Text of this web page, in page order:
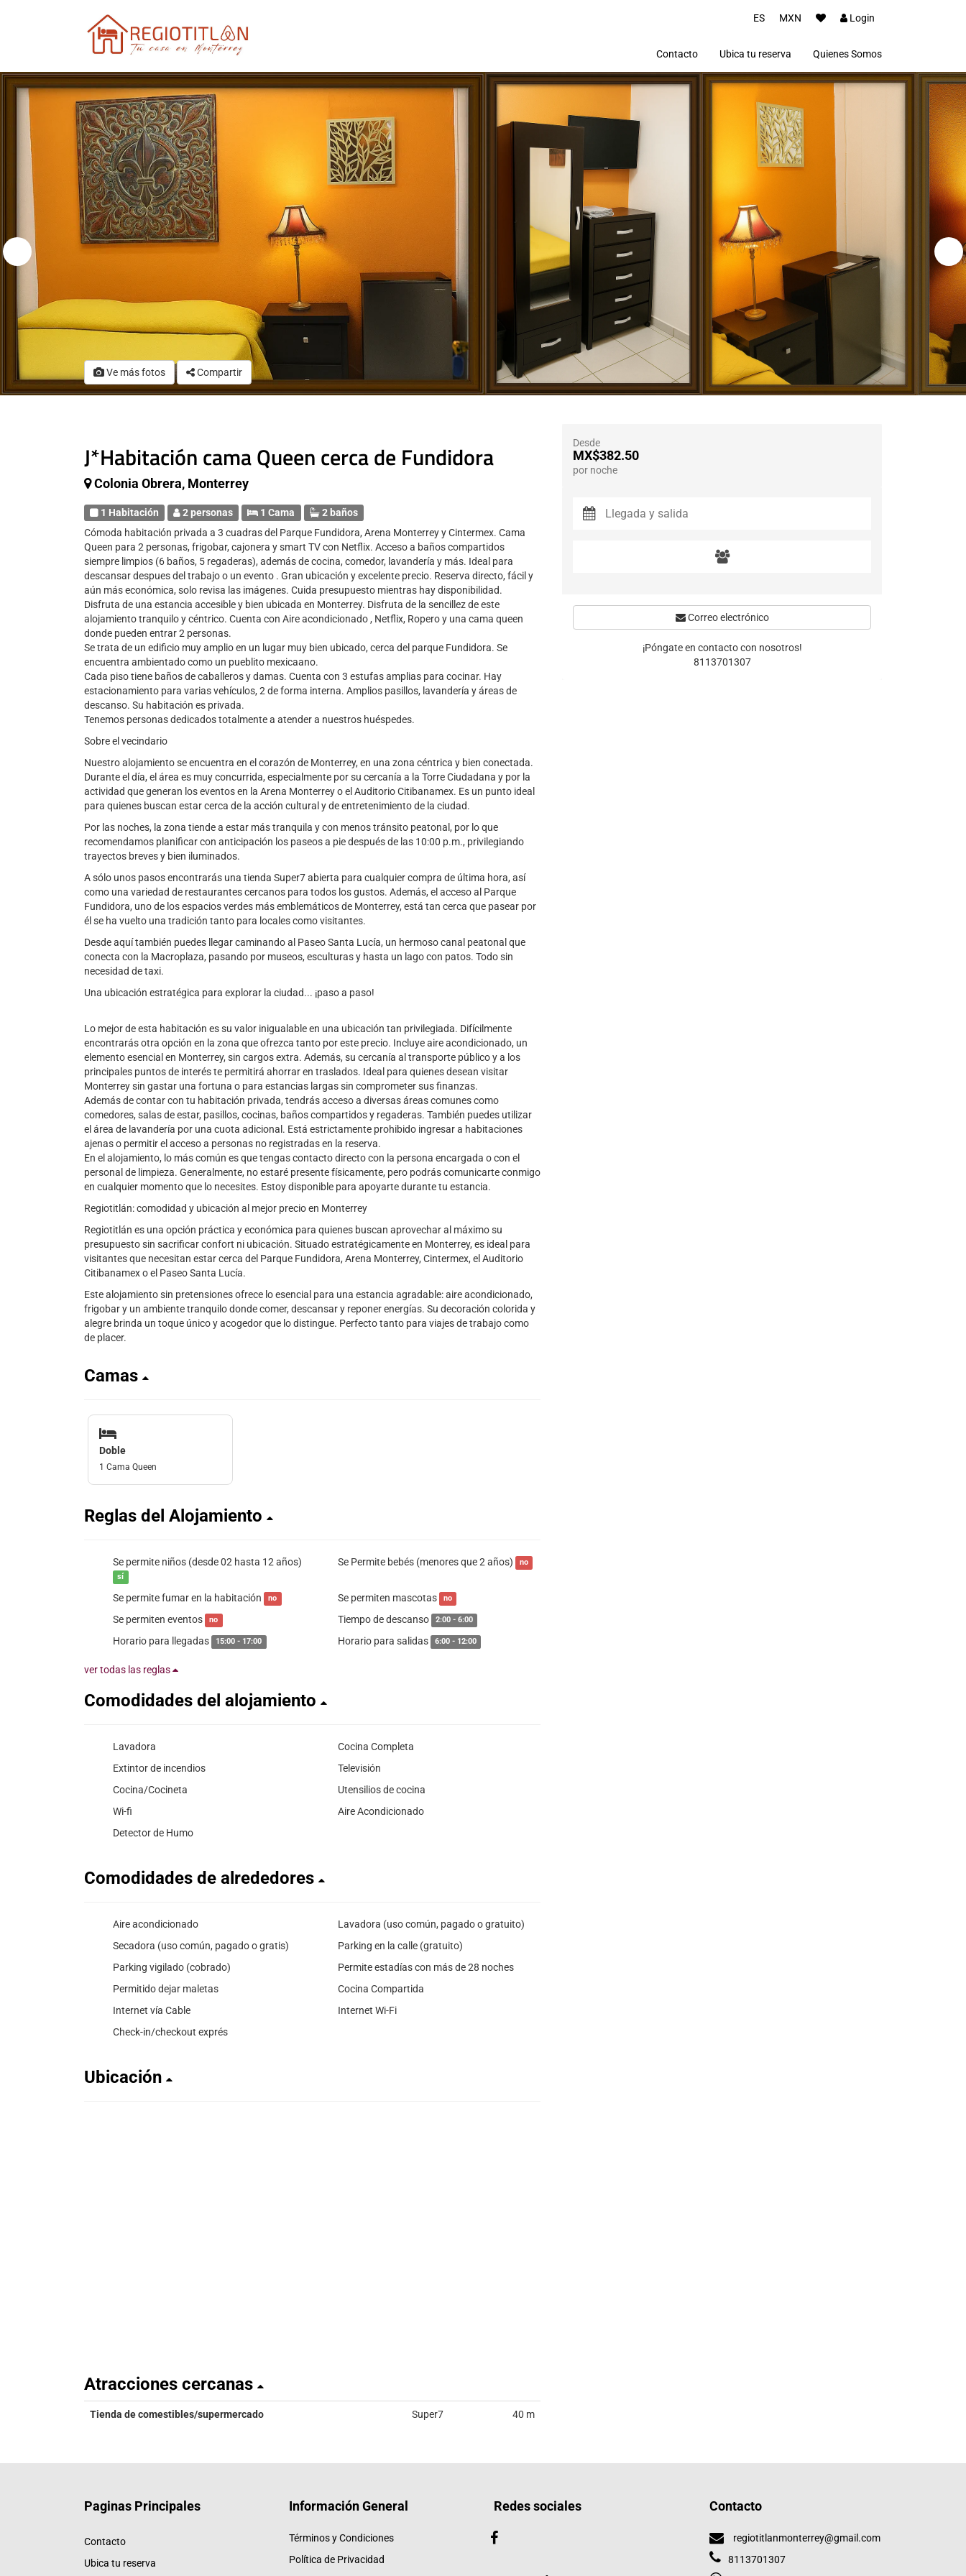
ES MXN Login
Contacto Ubica tu reserva Quienes Somos
Ve más fotos Compartir
J*Habitación cama Queen cerca de Fundidora
Colonia Obrera, Monterrey
1 Habitación 2 personas 1 Cama
2 baños
Cómoda habitación privada a 3 cuadras del Parque Fundidora, Arena Monterrey y Cintermex. Cama
Queen para 2 personas, frigobar, cajonera y smart TV con Netflix. Acceso a baños compartidos
siempre limpios (6 baños, 5 regaderas), además de cocina, comedor, lavandería y más. Ideal para
descansar despues del trabajo o un evento . Gran ubicación y excelente precio. Reserva directo, fácil y
aún más económica, solo revisa las imágenes. Cuida presupuesto mientras hay disponibilidad.
Disfruta de una estancia accesible y bien ubicada en Monterrey. Disfruta de la sencillez de este
alojamiento tranquilo y céntrico. Cuenta con Aire acondicionado , Netflix, Ropero y una cama queen
donde pueden entrar 2 personas.
Se trata de un edificio muy amplio en un lugar muy bien ubicado, cerca del parque Fundidora. Se
encuentra ambientado como un pueblito mexicaano.
Cada piso tiene baños de caballeros y damas. Cuenta con 3 estufas amplias para cocinar. Hay
estacionamiento para varias vehículos, 2 de forma interna. Amplios pasillos, lavandería y áreas de
descanso. Su habitación es privada.
Tenemos personas dedicados totalmente a atender a nuestros huéspedes.
Sobre el vecindario
Nuestro alojamiento se encuentra en el corazón de Monterrey, en una zona céntrica y bien conectada.
Durante el día, el área es muy concurrida, especialmente por su cercanía a la Torre Ciudadana y por la
actividad que generan los eventos en la Arena Monterrey o el Auditorio Citibanamex. Es un punto ideal
para quienes buscan estar cerca de la acción cultural y de entretenimiento de la ciudad.
Por las noches, la zona tiende a estar más tranquila y con menos tránsito peatonal, por lo que
recomendamos planificar con anticipación los paseos a pie después de las 10:00 p.m., privilegiando
trayectos breves y bien iluminados.
A sólo unos pasos encontrarás una tienda Super7 abierta para cualquier compra de última hora, así
como una variedad de restaurantes cercanos para todos los gustos. Además, el acceso al Parque
Fundidora, uno de los espacios verdes más emblemáticos de Monterrey, está tan cerca que pasear por
él se ha vuelto una tradición tanto para locales como visitantes.
Desde aquí también puedes llegar caminando al Paseo Santa Lucía, un hermoso canal peatonal que
conecta con la Macroplaza, pasando por museos, esculturas y hasta un lago con patos. Todo sin
necesidad de taxi.
Una ubicación estratégica para explorar la ciudad... ¡paso a paso!
Lo mejor de esta habitación es su valor inigualable en una ubicación tan privilegiada. Difícilmente
encontrarás otra opción en la zona que ofrezca tanto por este precio. Incluye aire acondicionado, un
elemento esencial en Monterrey, sin cargos extra. Además, su cercanía al transporte público y a los
principales puntos de interés te permitirá ahorrar en traslados. Ideal para quienes desean visitar
Monterrey sin gastar una fortuna o para estancias largas sin comprometer sus finanzas.
Además de contar con tu habitación privada, tendrás acceso a diversas áreas comunes como
comedores, salas de estar, pasillos, cocinas, baños compartidos y regaderas. También puedes utilizar
el área de lavandería por una cuota adicional. Está estrictamente prohibido ingresar a habitaciones
ajenas o permitir el acceso a personas no registradas en la reserva.
En el alojamiento, lo más común es que tengas contacto directo con la persona encargada o con el
personal de limpieza. Generalmente, no estaré presente físicamente, pero podrás comunicarte conmigo
en cualquier momento que lo necesites. Estoy disponible para apoyarte durante tu estancia.
Regiotitlán: comodidad y ubicación al mejor precio en Monterrey
Regiotitlán es una opción práctica y económica para quienes buscan aprovechar al máximo su
presupuesto sin sacrificar confort ni ubicación. Situado estratégicamente en Monterrey, es ideal para
visitantes que necesitan estar cerca del Parque Fundidora, Arena Monterrey, Cintermex, el Auditorio
Citibanamex o el Paseo Santa Lucía.
Este alojamiento sin pretensiones ofrece lo esencial para una estancia agradable: aire acondicionado,
frigobar y un ambiente tranquilo donde comer, descansar y reponer energías. Su decoración colorida y
alegre brinda un toque único y acogedor que lo distingue. Perfecto tanto para viajes de trabajo como
de placer.
Camas
Doble
1 Cama Queen
Reglas del Alojamiento
Se permite niños (desde 02 hasta 12 años)
sí
Se Permite bebés (menores que 2 años) no
Se permite fumar en la habitación no Se permiten mascotas no
Se permiten eventos no Tiempo de descanso 2:00 - 6:00
Horario para llegadas 15:00 - 17:00 Horario para salidas 6:00 - 12:00
ver todas las reglas
Comodidades del alojamiento
Lavadora
Cocina Completa
Extintor de incendios
Televisión
Cocina/Cocineta
Utensilios de cocina
Wi-fi
Aire Acondicionado
Detector de Humo
Comodidades de alrededores
Aire acondicionado
Lavadora (uso común, pagado o gratuito)
Secadora (uso común, pagado o gratis)
Parking en la calle (gratuito)
Parking vigilado (cobrado)
Permite estadías con más de 28 noches
Permitido dejar maletas
Cocina Compartida
Internet vía Cable
Internet Wi-Fi
Check-in/checkout exprés
Ubicación
Atracciones cercanas
Tienda de comestibles/supermercado Super7 40 m
Desde
MX$382.50
por noche
Correo electrónico
¡Póngate en contacto con nosotros!
8113701307
Paginas Principales
Contacto
Ubica tu reserva
Información General
Términos y Condiciones
Política de Privacidad
Redes sociales Contacto
regiotitlanmonterrey@gmail.com
8113701307